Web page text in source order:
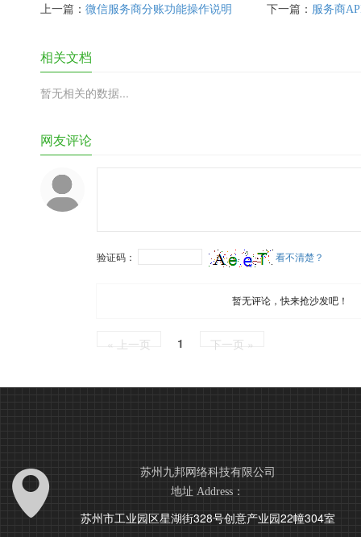
上一篇： 微信服务商分账功能操作说明 下一篇： 服务商
相关文档
暂无相关的数据...
网友评论
验证码： 看不清楚？
暂无评论，快来抢沙发吧！
« 上一页 1 下一页 »
苏州九邦网络科技有限公司
地址 Address：
苏州市工业园区星湖街328号创意产业园22幢304室